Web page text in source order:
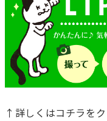
↑詳しくはコチラをク